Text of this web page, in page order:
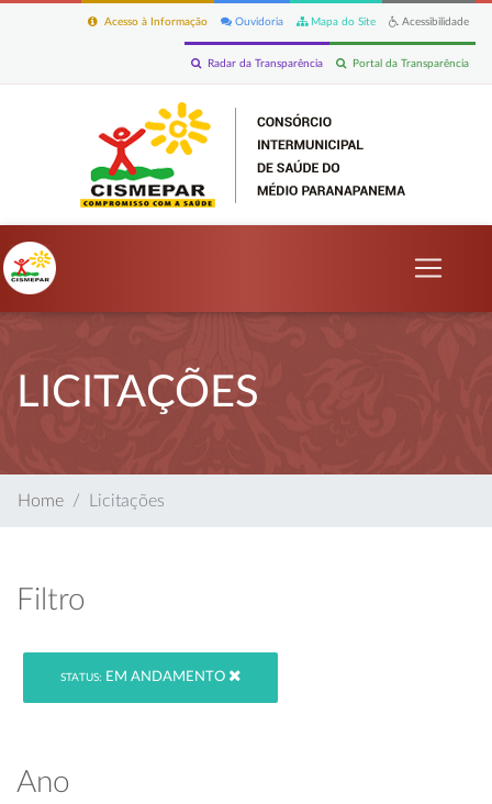
Acessibilidade
Mapa do Site
Ouvidoria
Acesso à Informação
Portal da Transparência
Radar da Transparência
LICITAÇÕES
Home Licitações
Filtro
STATUS: EM ANDAMENTO
Ano